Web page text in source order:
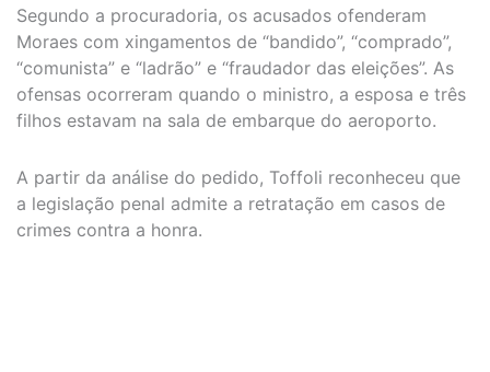
Segundo a procuradoria, os acusados ofenderam
Moraes com xingamentos de “bandido”, “comprado”,
“comunista” e “ladrão” e “fraudador das eleições”. As
ofensas ocorreram quando o ministro, a esposa e três
filhos estavam na sala de embarque do aeroporto.
A partir da análise do pedido, Toffoli reconheceu que
a legislação penal admite a retratação em casos de
crimes contra a honra.